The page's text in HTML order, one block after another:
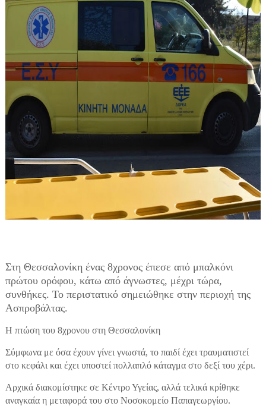
Στη Θεσσαλονίκη ένας 8χρονος έπεσε από μπαλκόνι
πρώτου ορόφου, κάτω από άγνωστες, μέχρι τώρα,
συνθήκες. Το περιστατικό σημειώθηκε στην περιοχή της
Ασπροβάλτας.
Η πτώση του 8χρονου στη Θεσσαλονίκη
Σύμφωνα με όσα έχουν γίνει γνωστά, το παιδί έχει τραυματιστεί
στο κεφάλι και έχει υποστεί πολλαπλό κάταγμα στο δεξί του χέρι.
Αρχικά διακομίστηκε σε Κέντρο Υγείας, αλλά τελικά κρίθηκε
αναγκαία η μεταφορά του στο Νοσοκομείο Παπαγεωργίου.